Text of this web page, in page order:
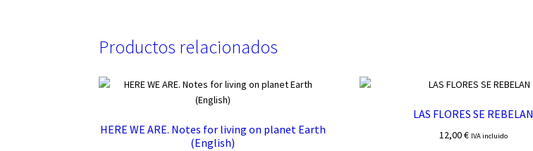
Productos relacionados
HERE WE ARE. Notes for living on planet Earth
(English)
LAS FLORES SE REBELAN
12,00€ IVA incluido